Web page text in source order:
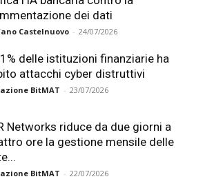
dei dati
Castelnuovo - 24/07/2026
delle istituzioni finanziarie ha
attacchi cyber distruttivi
BitMAT - 23/07/2026
Networks riduce da due giorni a
ore la gestione mensile delle
BitMAT - 22/07/2026